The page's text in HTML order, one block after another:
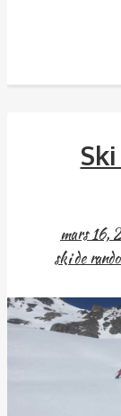
mars 16,
ski de